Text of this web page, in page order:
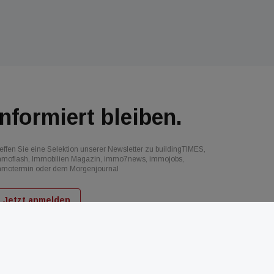
bleiben.
Sie eine Selektion unserer Newsletter zu buildingTIMES,
Immobilien Magazin, immo7news, immojobs,
oder dem Morgenjournal
Jetzt anmelden